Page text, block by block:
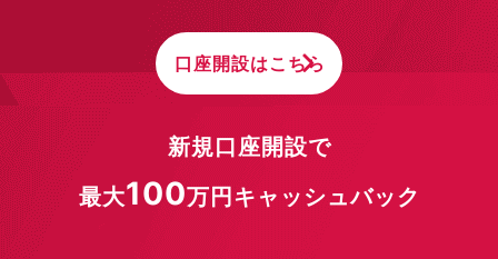
口座開設はこちら
新規口座開設で
最大100万円キャッシュバック